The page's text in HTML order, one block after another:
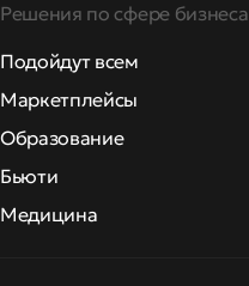
Решения по сфере бизнеса
Подойдут всем
Маркетплейсы
Образование
Бьюти
Медицина